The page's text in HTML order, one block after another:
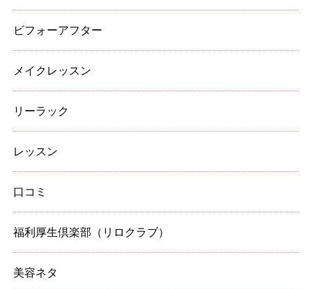
ビフォーアフター
メイクレッスン
リーラック
レッスン
口コミ
福利厚生倶楽部（リロクラブ）
美容ネタ